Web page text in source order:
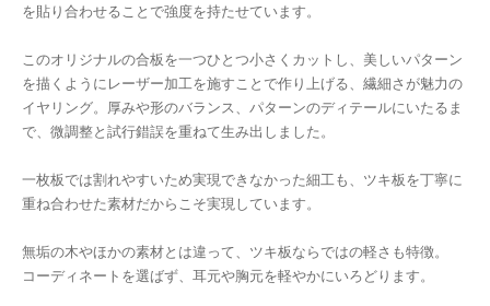
を貼り合わせることで強度を持たせています。
このオリジナルの合板を一つひとつ小さくカットし、美しいパターン
を描くようにレーザー加工を施すことで作り上げる、繊細さが魅力の
イヤリング。厚みや形のバランス、パターンのディテールにいたるま
で、微調整と試行錯誤を重ねて生み出しました。
一枚板では割れやすいため実現できなかった細工も、ツキ板を丁寧に
重ね合わせた素材だからこそ実現しています。
無垢の木やほかの素材とは違って、ツキ板ならではの軽さも特徴。
コーディネートを選ばず、耳元や胸元を軽やかにいろどります。